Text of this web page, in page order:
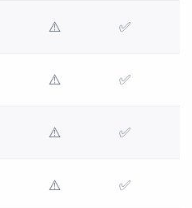
⚠️ ✅
⚠️ ✅
⚠️ ✅
⚠️ ✅